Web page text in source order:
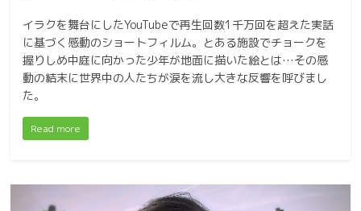
イラクを舞台にしたYouTubeで再生回数1千万回を超えた実話
に基づく感動のショートフィルム。とある施設でチョークを
握りしめ中庭に向かった少年が地面に描いた絵とは…その感
動の結末に世界中の人たちが涙を流し大きな反響を呼びまし
た。
Read more